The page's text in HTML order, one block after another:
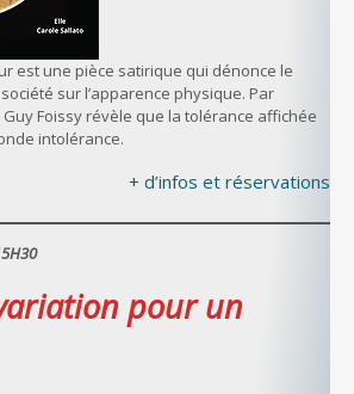
est une pièce satirique qui dénonce le
sur l’apparence physique. Par
Guy Foissy révèle que la tolérance affichée
intolérance.
+ d’infos et réservations
pour un